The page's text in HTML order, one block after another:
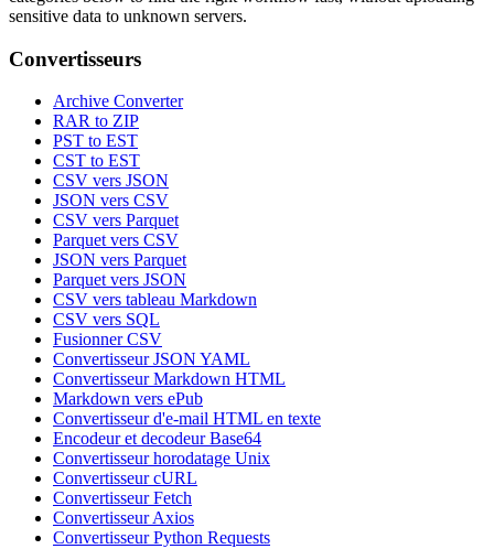
sensitive data to unknown servers.
Convertisseurs
Archive Converter
RAR to ZIP
PST to EST
CST to EST
CSV vers JSON
JSON vers CSV
CSV vers Parquet
Parquet vers CSV
JSON vers Parquet
Parquet vers JSON
CSV vers tableau Markdown
CSV vers SQL
Fusionner CSV
Convertisseur JSON YAML
Convertisseur Markdown HTML
Markdown vers ePub
Convertisseur d'e-mail HTML en texte
Encodeur et decodeur Base64
Convertisseur horodatage Unix
Convertisseur cURL
Convertisseur Fetch
Convertisseur Axios
Convertisseur Python Requests